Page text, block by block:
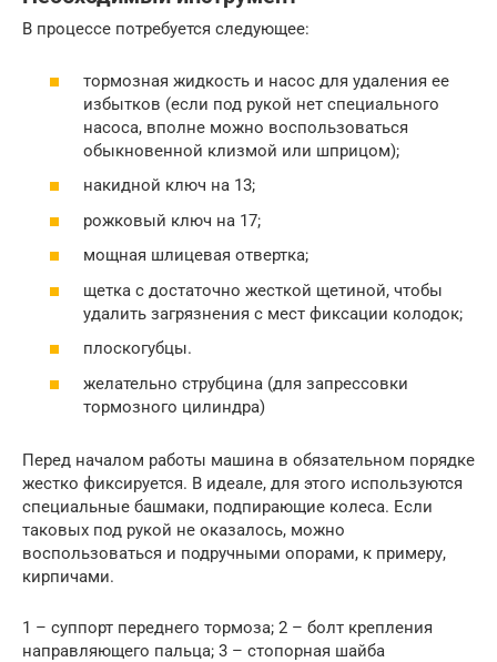
В процессе потребуется следующее:
тормозная жидкость и насос для удаления ее
избытков (если под рукой нет специального
насоса, вполне можно воспользоваться
обыкновенной клизмой или шприцом);
накидной ключ на 13;
рожковый ключ на 17;
мощная шлицевая отвертка;
щетка с достаточно жесткой щетиной, чтобы
удалить загрязнения с мест фиксации колодок;
плоскогубцы.
желательно струбцина (для запрессовки
тормозного цилиндра)
Перед началом работы машина в обязательном порядке
жестко фиксируется. В идеале, для этого используются
специальные башмаки, подпирающие колеса. Если
таковых под рукой не оказалось, можно
воспользоваться и подручными опорами, к примеру,
кирпичами.
1 – суппорт переднего тормоза; 2 – болт крепления
направляющего пальца; 3 – стопорная шайба